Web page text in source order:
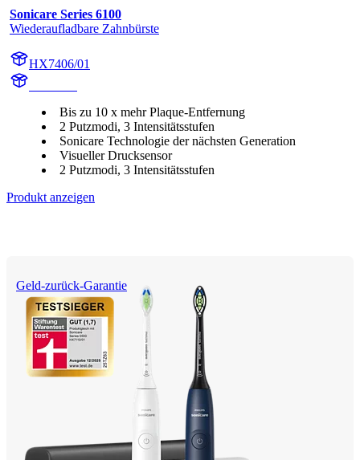
Sonicare Series 6100
Wiederaufladbare Zahnbürste
HX7406/01
Bis zu 10 x mehr Plaque-Entfernung
2 Putzmodi, 3 Intensitätsstufen
Sonicare Technologie der nächsten Generation
Visueller Drucksensor
2 Putzmodi, 3 Intensitätsstufen
Produkt anzeigen
Geld-zurück-Garantie